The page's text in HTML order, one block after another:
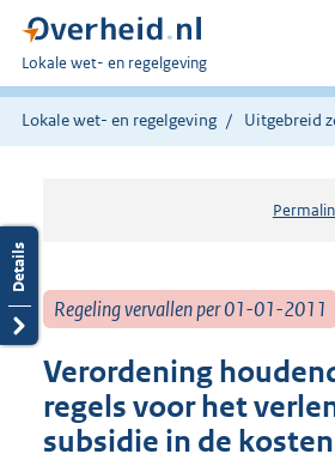
U
bent
hier:
Lokale wet- en regelgeving
Lokale wet- en regelgeving Uitgebreid
Regeling vervallen per 01-01-2011
Verordening
regels voor het
subsidie in de